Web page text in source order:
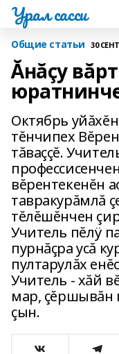
Урал сасси
Общие статьи 30
Ăнăçу
Октябрь
тĕнчипех
тăваççĕ.
вĕрентекенĕн
тавракурăмлă
тĕлĕшĕнчен
Учитель пĕлÿ
пурнăçра усă
пултарулăх
Учитель - хăй
мар, çĕршывăн
çын.